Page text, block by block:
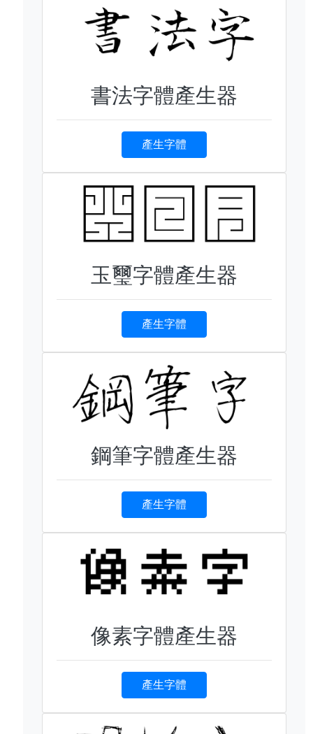
書法字體產生器
產生字體
玉璽字體產生器
產生字體
鋼筆字體產生器
產生字體
像素字體產生器
產生字體